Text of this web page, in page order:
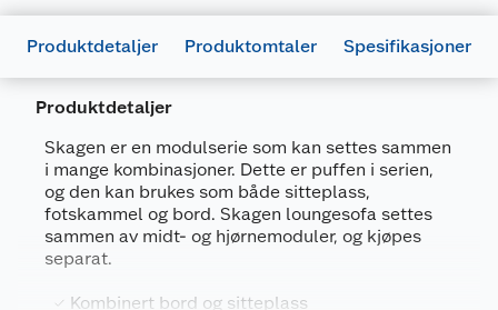
Produktdetaljer Produktomtaler Spesifikasjoner
Produktdetaljer
Skagen er en modulserie som kan settes sammen
i mange kombinasjoner. Dette er puffen i serien,
og den kan brukes som både sitteplass,
fotskammel og bord. Skagen loungesofa settes
sammen av midt- og hjørnemoduler, og kjøpes
separat.
Kombinert bord og sitteplass
Generelt
Artikkelnummer
7025180746848
Leverandørens artikkelnummer
SPD-S-01